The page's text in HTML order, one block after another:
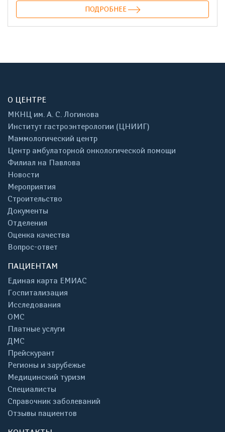
ПОДРОБНЕЕ
О ЦЕНТРЕ
МКНЦ им. А. С. Логинова
Институт гастроэнтерологии (ЦНИИГ)
Маммологический центр
Центр амбулаторной онкологической помощи
Филиал на Павлова
Новости
Мероприятия
Строительство
Документы
Отделения
Оценка качества
Вопрос-ответ
ПАЦИЕНТАМ
Единая карта ЕМИАС
Госпитализация
Исследования
ОМС
Платные услуги
ДМС
Прейскурант
Регионы и зарубежье
Медицинский туризм
Специалисты
Справочник заболеваний
Отзывы пациентов